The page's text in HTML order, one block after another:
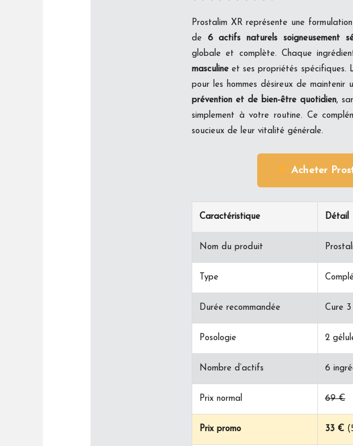
Prostalim XR représente une
de 6 actifs naturels soigneusement
globale et complète. Chaque
masculine et ses propriétés spécifiques.
pour les hommes désireux de maintenir
prévention et de bien-être quotidien,
simplement à votre routine. Ce
soucieux de leur vitalité générale.
Acheter
Caractéristique Détail
Nom du produit
Type
Durée recommandée Cure 3
Posologie 2
Nombre d’actifs 6
Prix normal 69 €
Prix promo 33 €